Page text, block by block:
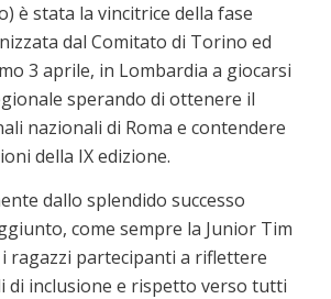
è stata la vincitrice della fase
dal Comitato di Torino ed
3 aprile, in Lombardia a giocarsi
sperando di ottenere il
nazionali di Roma e contendere
della IX edizione.
dallo splendido successo
come sempre la Junior Tim
ragazzi partecipanti a riflettere
di inclusione e rispetto verso tutti